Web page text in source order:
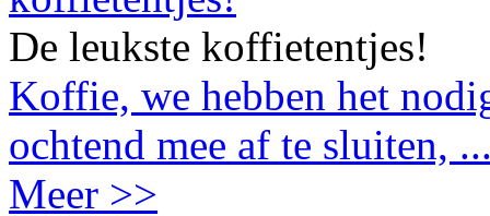
De leukste koffietentjes!
Koffie, we hebben het
ochtend mee af te sluiten,
Meer >>